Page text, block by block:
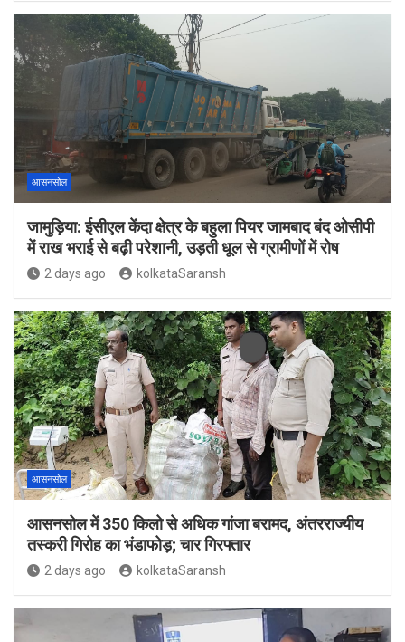
आसनसोल
जामुड़िया: ईसीएल केंदा क्षेत्र के बहुला पियर जामबाद बंद ओसीपी
में राख भराई से बढ़ी परेशानी, उड़ती धूल से ग्रामीणों में रोष
2 days ago kolkataSaransh
आसनसोल
आसनसोल में 350 किलो से अधिक गांजा बरामद, अंतरराज्यीय
तस्करी गिरोह का भंडाफोड़; चार गिरफ्तार
2 days ago kolkataSaransh